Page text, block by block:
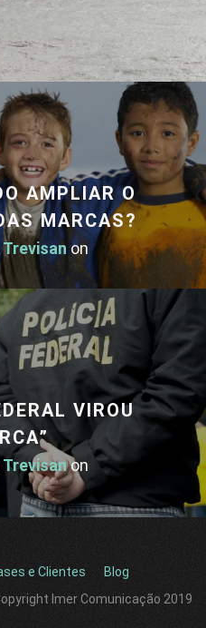
AMPLIAR O
MARCAS?
on
VIROU
on
e Clientes
Blog
Imer Comunicação 2019